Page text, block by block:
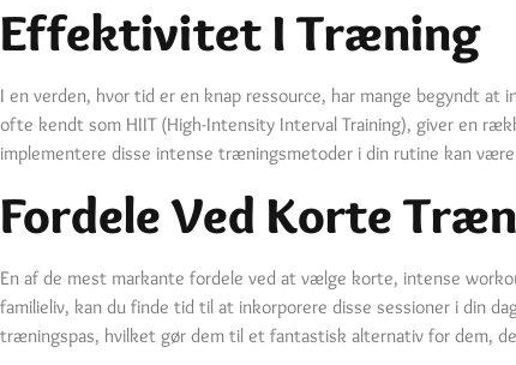
Effektivitet I Træning
I en verden, hvor tid er en knap ressource, har mange begyndt
ofte kendt som HIIT (High-Intensity Interval Training), giver en
implementere disse intense træningsmetoder i din rutine kan
Fordele Ved Korte
En af de mest markante fordele ved at vælge korte, intense
familieliv, kan du finde tid til at inkorporere disse sessioner i din
træningspas, hvilket gør dem til et fantastisk alternativ for dem,